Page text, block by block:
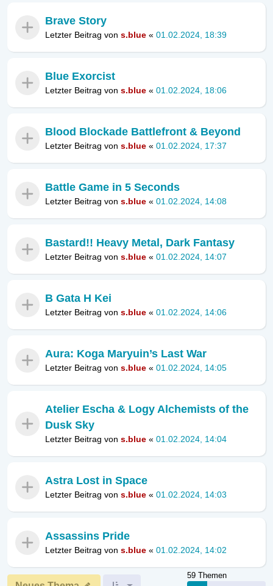
Brave Story
Letzter Beitrag von s.blue « 01.02.2024, 18:39
Blue Exorcist
Letzter Beitrag von s.blue « 01.02.2024, 18:06
Blood Blockade Battlefront & Beyond
Letzter Beitrag von s.blue « 01.02.2024, 17:37
Battle Game in 5 Seconds
Letzter Beitrag von s.blue « 01.02.2024, 14:08
Bastard!! Heavy Metal, Dark Fantasy
Letzter Beitrag von s.blue « 01.02.2024, 14:07
B Gata H Kei
Letzter Beitrag von s.blue « 01.02.2024, 14:06
Aura: Koga Maryuin’s Last War
Letzter Beitrag von s.blue « 01.02.2024, 14:05
Atelier Escha & Logy Alchemists of the
Dusk Sky
Letzter Beitrag von s.blue « 01.02.2024, 14:04
Astra Lost in Space
Letzter Beitrag von s.blue « 01.02.2024, 14:03
Assassins Pride
Letzter Beitrag von s.blue « 01.02.2024, 14:02
59 Themen